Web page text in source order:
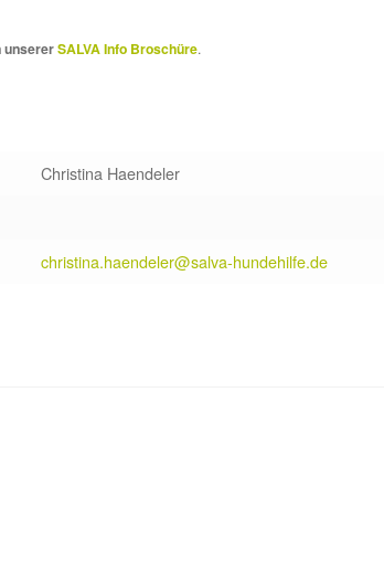
unsererSALVA Info Broschüre.
Christina Haendeler
christina.haendeler@salva-hundehilfe.de